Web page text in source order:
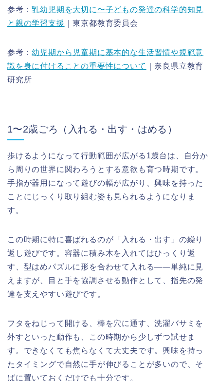
参考：乳幼児期を大切に〜子どもの発達の科学的知見
と親の学習支援 ｜東京都教育委員会
参考：幼児期から児童期に基本的な生活習慣や規範意
識を身に付けることの重要性について
｜奈良県立教育
研究所
1〜2歳ごろ（入れる・出す・はめる）
歩けるようになって行動範囲が広がる1歳台は、自分か
ら周りの世界に関わろうとする意欲も育つ時期です。
手指が器用になって遊びの幅が広がり、興味を持った
ことにじっくり取り組む姿も見られるようになりま
す。
この時期に特に喜ばれるのが「入れる・出す」の繰り
返し遊びです。容器に積み木を入れてはひっくり返
す、型はめパズルに形を合わせて入れる——単純に見
えますが、目と手を協調させる動作として、指先の発
達を支えやすい遊びです。
フタをねじって開ける、棒を穴に通す、洗濯バサミを
外すといった動作も、この時期から少しずつ試せま
す。できなくても焦らなくて大丈夫です。興味を持っ
たタイミングで自然に手が伸びることが多いので、そ
ばに置いておくだけでも十分です。